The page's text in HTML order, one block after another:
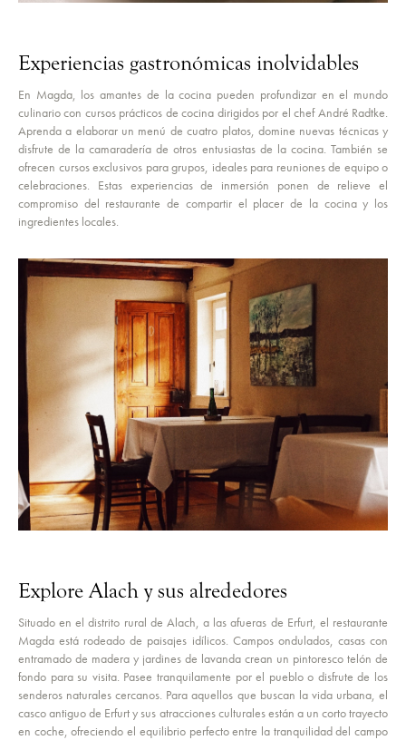
Experiencias gastronómicas inolvidables
En Magda, los amantes de la cocina pueden profundizar en el mundo
culinario con cursos prácticos de cocina dirigidos por el chef André Radtke.
Aprenda a elaborar un menú de cuatro platos, domine nuevas técnicas y
disfrute de la camaradería de otros entusiastas de la cocina. También se
ofrecen cursos exclusivos para grupos, ideales para reuniones de equipo o
celebraciones. Estas experiencias de inmersión ponen de relieve el
compromiso del restaurante de compartir el placer de la cocina y los
ingredientes locales.
Explore Alach y sus alrededores
Situado en el distrito rural de Alach, a las afueras de Erfurt, el restaurante
Magda está rodeado de paisajes idílicos. Campos ondulados, casas con
entramado de madera y jardines de lavanda crean un pintoresco telón de
fondo para su visita. Pasee tranquilamente por el pueblo o disfrute de los
senderos naturales cercanos. Para aquellos que buscan la vida urbana, el
casco antiguo de Erfurt y sus atracciones culturales están a un corto trayecto
en coche, ofreciendo el equilibrio perfecto entre la tranquilidad del campo